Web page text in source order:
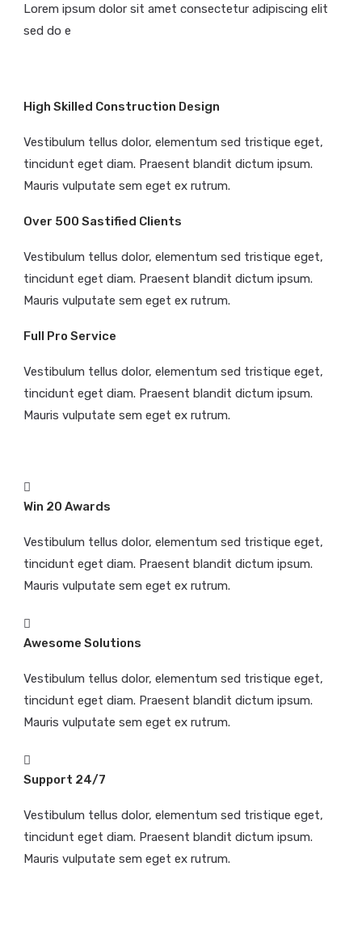
Lorem ipsum dolor sit amet consectetur adipiscing elit
sed do e
High Skilled Construction Design
Vestibulum tellus dolor, elementum sed tristique eget,
tincidunt eget diam. Praesent blandit dictum ipsum.
Mauris vulputate sem eget ex rutrum.
Over 500 Sastified Clients
Vestibulum tellus dolor, elementum sed tristique eget,
tincidunt eget diam. Praesent blandit dictum ipsum.
Mauris vulputate sem eget ex rutrum.
Full Pro Service
Vestibulum tellus dolor, elementum sed tristique eget,
tincidunt eget diam. Praesent blandit dictum ipsum.
Mauris vulputate sem eget ex rutrum.
Win 20 Awards
Vestibulum tellus dolor, elementum sed tristique eget,
tincidunt eget diam. Praesent blandit dictum ipsum.
Mauris vulputate sem eget ex rutrum.
Awesome Solutions
Vestibulum tellus dolor, elementum sed tristique eget,
tincidunt eget diam. Praesent blandit dictum ipsum.
Mauris vulputate sem eget ex rutrum.
Support 24/7
Vestibulum tellus dolor, elementum sed tristique eget,
tincidunt eget diam. Praesent blandit dictum ipsum.
Mauris vulputate sem eget ex rutrum.